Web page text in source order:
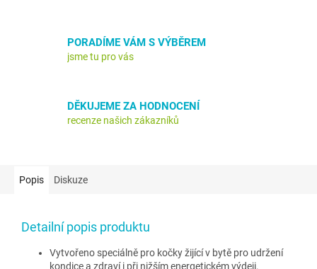
PORADÍME VÁM S VÝBĚREM
jsme tu pro vás
DĚKUJEME ZA HODNOCENÍ
recenze našich zákazníků
Popis Diskuze
Detailní popis produktu
Vytvořeno speciálně pro kočky žijící v bytě pro udržení
kondice a zdraví i při nižším energetickém výdeji.